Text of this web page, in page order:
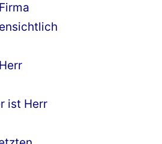
ist Herr